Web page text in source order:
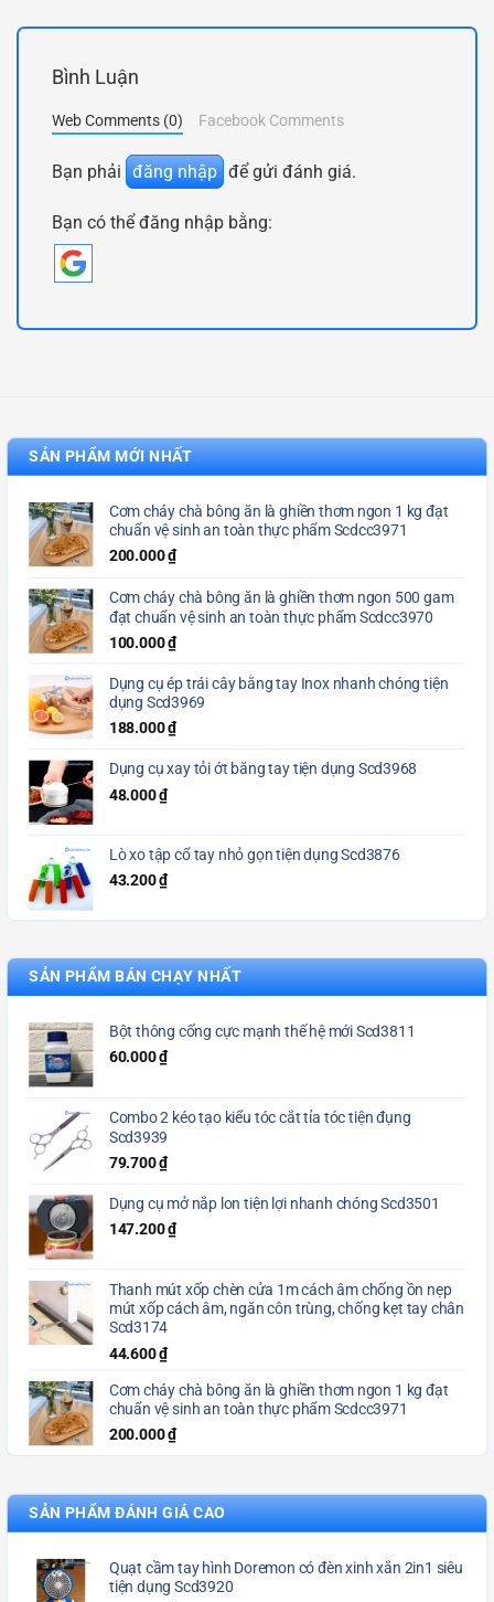
Bình Luận
Web Comments (0) Facebook Comments
Bạn phải đăng nhập để gửi đánh giá.
Bạn có thể đăng nhập bằng:
SẢN PHẨM MỚI NHẤT
Cơm cháy chà bông ăn là ghiền thơm ngon 1 kg đạt
chuẩn vệ sinh an toàn thực phẩm Scdcc3971
200.000₫
Cơm cháy chà bông ăn là ghiền thơm ngon 500 gam
đạt chuẩn vệ sinh an toàn thực phẩm Scdcc3970
100.000₫
Dụng cụ ép trái cây bằng tay Inox nhanh chóng tiện
dụng Scd3969
188.000₫
Dụng cụ xay tỏi ớt bằng tay tiện dụng Scd3968
48.000₫
Lò xo tập cổ tay nhỏ gọn tiện dụng Scd3876
43.200₫
SẢN PHẨM BÁN CHẠY NHẤT
Bột thông cống cực mạnh thế hệ mới Scd3811
60.000₫
Combo 2 kéo tạo kiểu tóc cắt tỉa tóc tiện đụng
Scd3939
79.700₫
Dụng cụ mở nắp lon tiện lợi nhanh chóng Scd3501
147.200₫
Thanh mút xốp chèn cửa 1m cách âm chống ồn nẹp
mút xốp cách âm, ngăn côn trùng, chống kẹt tay chân
Scd3174
44.600₫
Cơm cháy chà bông ăn là ghiền thơm ngon 1 kg đạt
chuẩn vệ sinh an toàn thực phẩm Scdcc3971
200.000₫
SẢN PHẨM ĐÁNH GIÁ CAO
Quạt cầm tay hình Doremon có đèn xinh xắn 2in1 siêu
tiện dụng Scd3920